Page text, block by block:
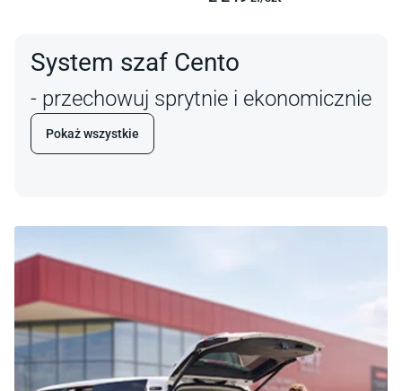
System szaf Cento
- przechowuj sprytnie i ekonomicznie
Pokaż wszystkie